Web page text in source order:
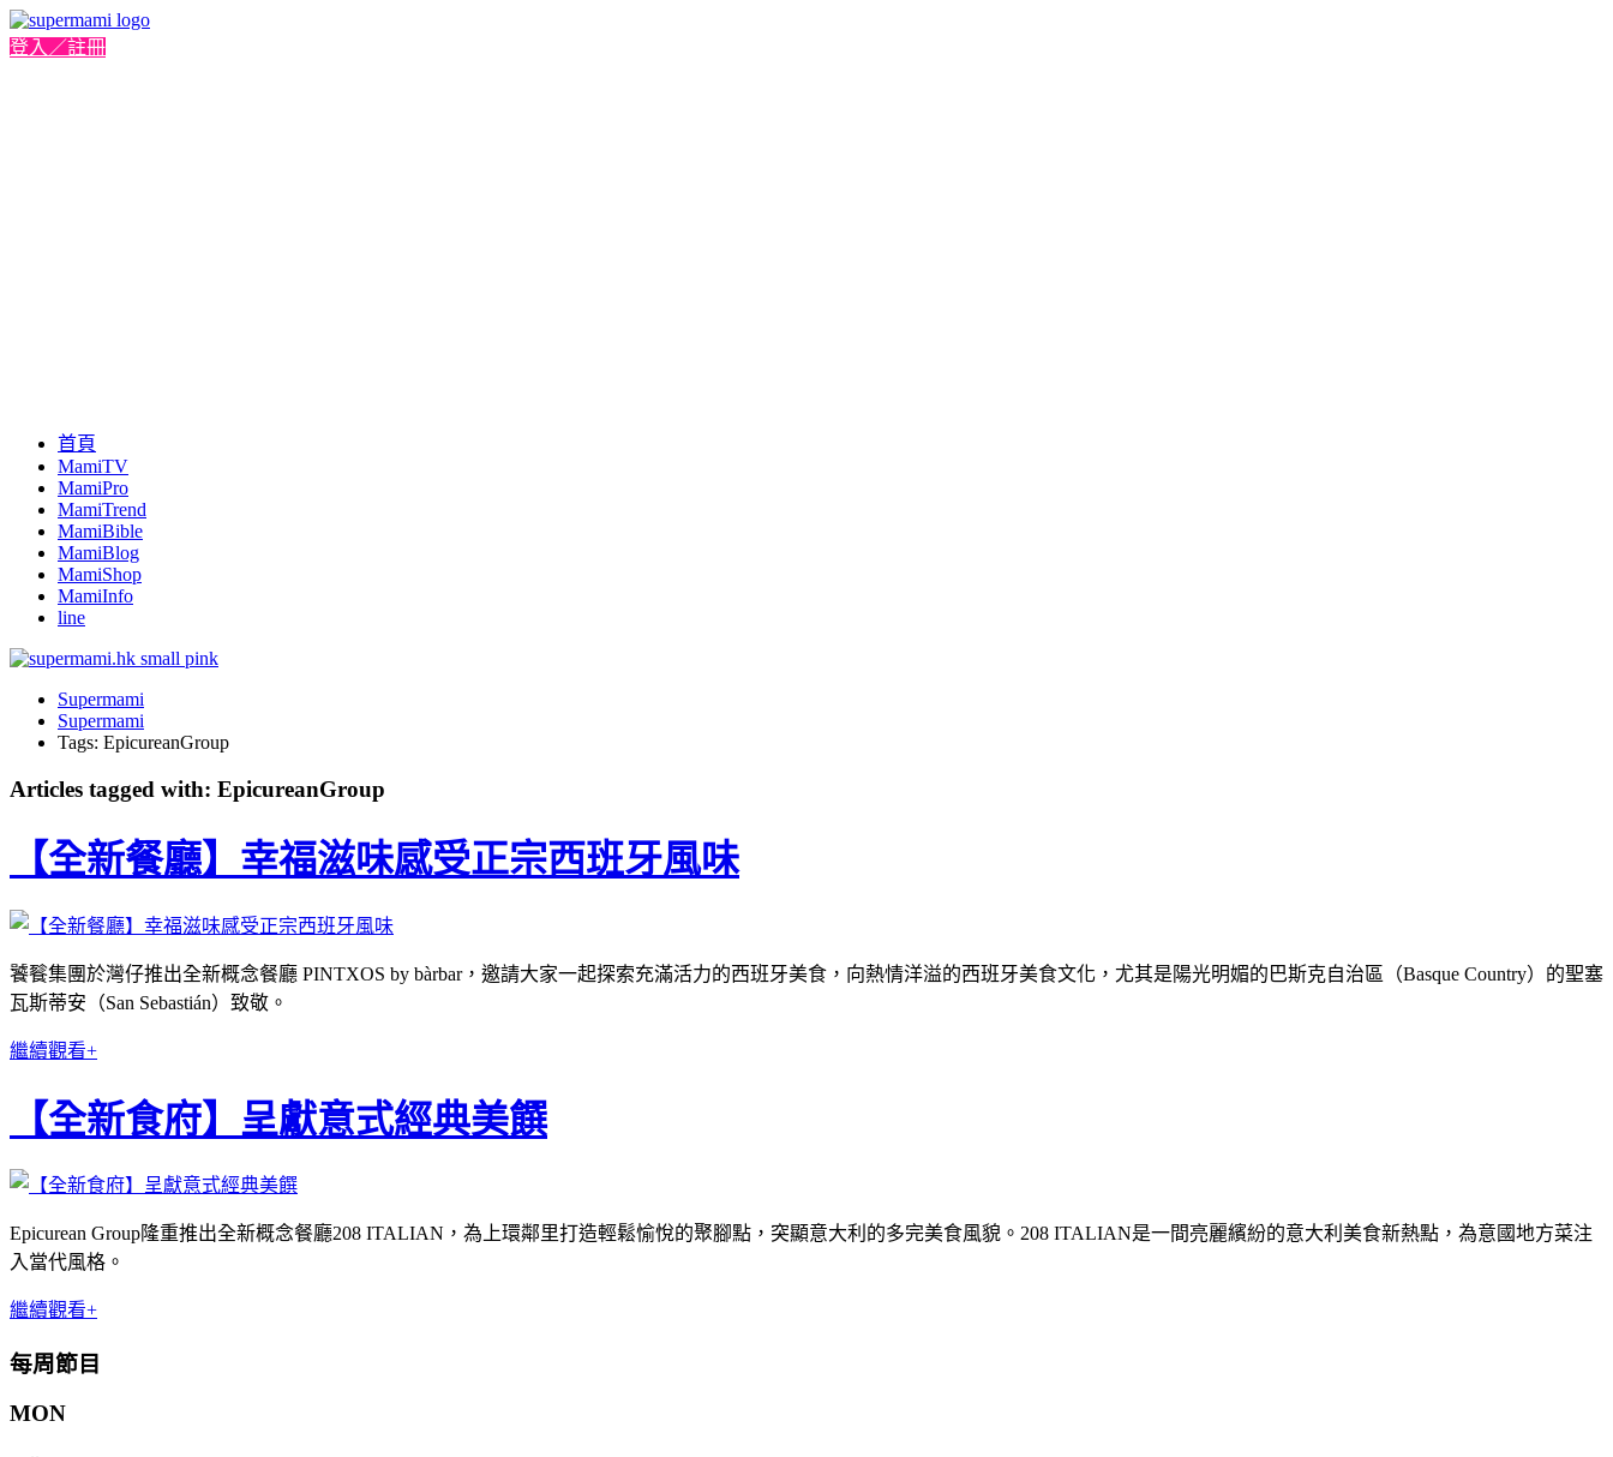
登入／註冊
首頁
MamiTV
MamiPro
MamiTrend
MamiBible
MamiBlog
MamiShop
MamiInfo
line
Supermami
Supermami
Tags: EpicureanGroup
Articles tagged with: EpicureanGroup
【全新餐廳】幸福滋味感受正宗西班牙風味
饕餮集團於灣仔推出全新概念餐廳 PINTXOS by bàrbar，邀請大家一起探索充滿活力的西班牙美食，向熱情洋溢的西班牙美食文化，尤其是陽光明媚的巴斯克自治區（Basque Country）的聖塞
瓦斯蒂安（San Sebastián）致敬。
繼續觀看+
【全新食府】呈獻意式經典美饌
Epicurean Group隆重推出全新概念餐廳208 ITALIAN，為上環鄰里打造輕鬆愉悅的聚腳點，突顯意大利的多完美食風貌。208 ITALIAN是一間亮麗繽紛的意大利美食新熱點，為意國地方菜注
入當代風格。
繼續觀看+
每周節目
MON